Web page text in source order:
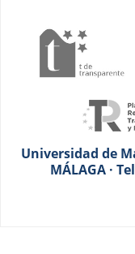
Universidad de
MÁLAGA ·